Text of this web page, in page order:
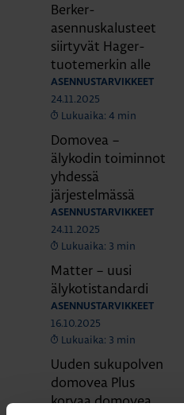
Berker-
asennuskalusteet
siirtyvät Hager-
tuotemerkin alle
ASENNUSTARVIKKEET
24.11.2025
Lukuaika: 4 min
Domovea –
älykodin toiminnot
yhdessä
järjestelmässä
ASENNUSTARVIKKEET
24.11.2025
Lukuaika: 3 min
Matter – uusi
älykotistandardi
ASENNUSTARVIKKEET
16.10.2025
Lukuaika: 3 min
Uuden sukupolven
domovea Plus
korvaa domovea